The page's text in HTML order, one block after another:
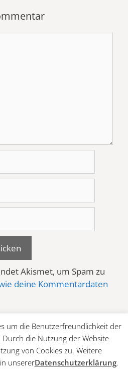
Akismet, um Spam zu
deine Kommentardaten
um die Benutzerfreundlichkeit der
Durch die Nutzung der Website
von Cookies zu. Weitere
unsererDatenschutzerklärung.